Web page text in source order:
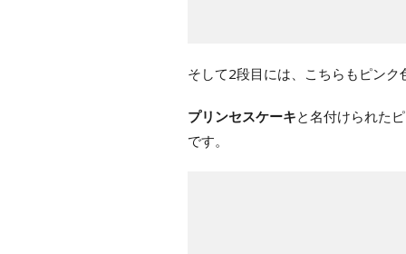
そして2段目には、こちらもピン
プリンセスケーキと名付けられた
です。